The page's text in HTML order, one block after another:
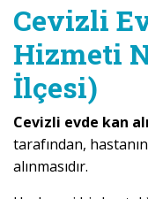
Cevizli
Hizmeti
İlçesi)
Cevizli evde kan
tarafından,
alınmasıdır.